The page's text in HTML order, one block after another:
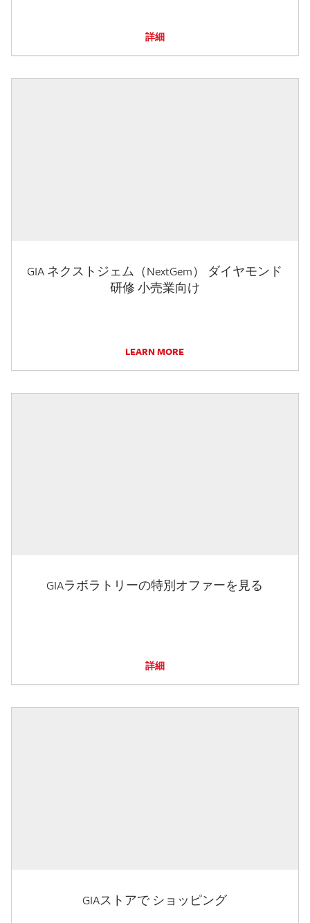
詳細
GIA ネクストジェム（NextGem） ダイヤモンド
研修 小売業向け
LEARN MORE
GIAラボラトリーの特別オファーを見る
詳細
GIAストアで ショッピング